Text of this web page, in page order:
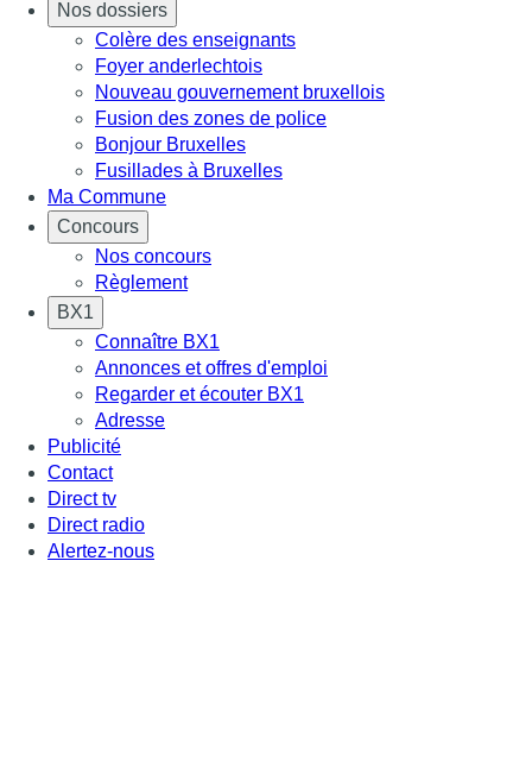
Nos dossiers
Colère des enseignants
Foyer anderlechtois
Nouveau gouvernement bruxellois
Fusion des zones de police
Bonjour Bruxelles
Fusillades à Bruxelles
Ma Commune
Concours
Nos concours
Règlement
BX1
Connaître BX1
Annonces et offres d'emploi
Regarder et écouter BX1
Adresse
Publicité
Contact
Direct tv
Direct radio
Alertez-nous